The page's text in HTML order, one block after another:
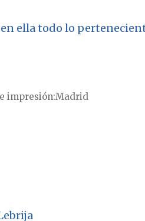
ella todo lo
impresión Madrid